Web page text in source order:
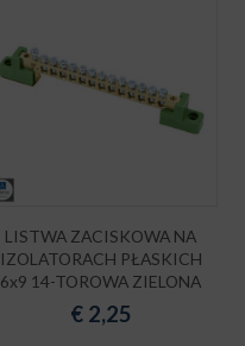
LISTWA ZACISKOWA NA
IZOLATORACH PŁASKICH
6x9 14-TOROWA ZIELONA
€ 2,25